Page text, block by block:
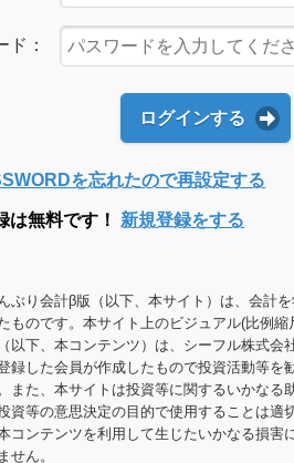
ド：
ログインする
を忘れたので再設定する
は無料です！ 新規登録をする
ぶり会計β版（以下、本サイト）は、会計
ものです。本サイト上のビジュアル(比例
以下、本コンテンツ）は、シーフル株式会
録した会員が作成したもので投資活動等を
また、本サイトは投資等に関するいかなる
資等の意思決定の目的で使用することは適
コンテンツを利用して生じたいかなる損害
せん。